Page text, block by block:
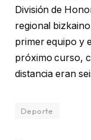
División de
regional
primer equipo y
próximo curso,
distancia eran
Deporte